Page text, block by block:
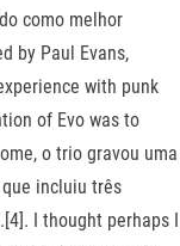
como melhor
by Paul Evans,
with punk
of Evo was to
o trio gravou uma
incluiu três
I thought perhaps I